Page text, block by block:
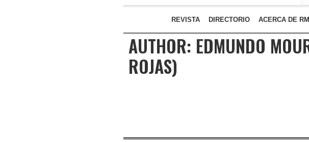
REVISTA DIRECTORIO ACERCA DE RM
AUTHOR: EDMUNDO
ROJAS)